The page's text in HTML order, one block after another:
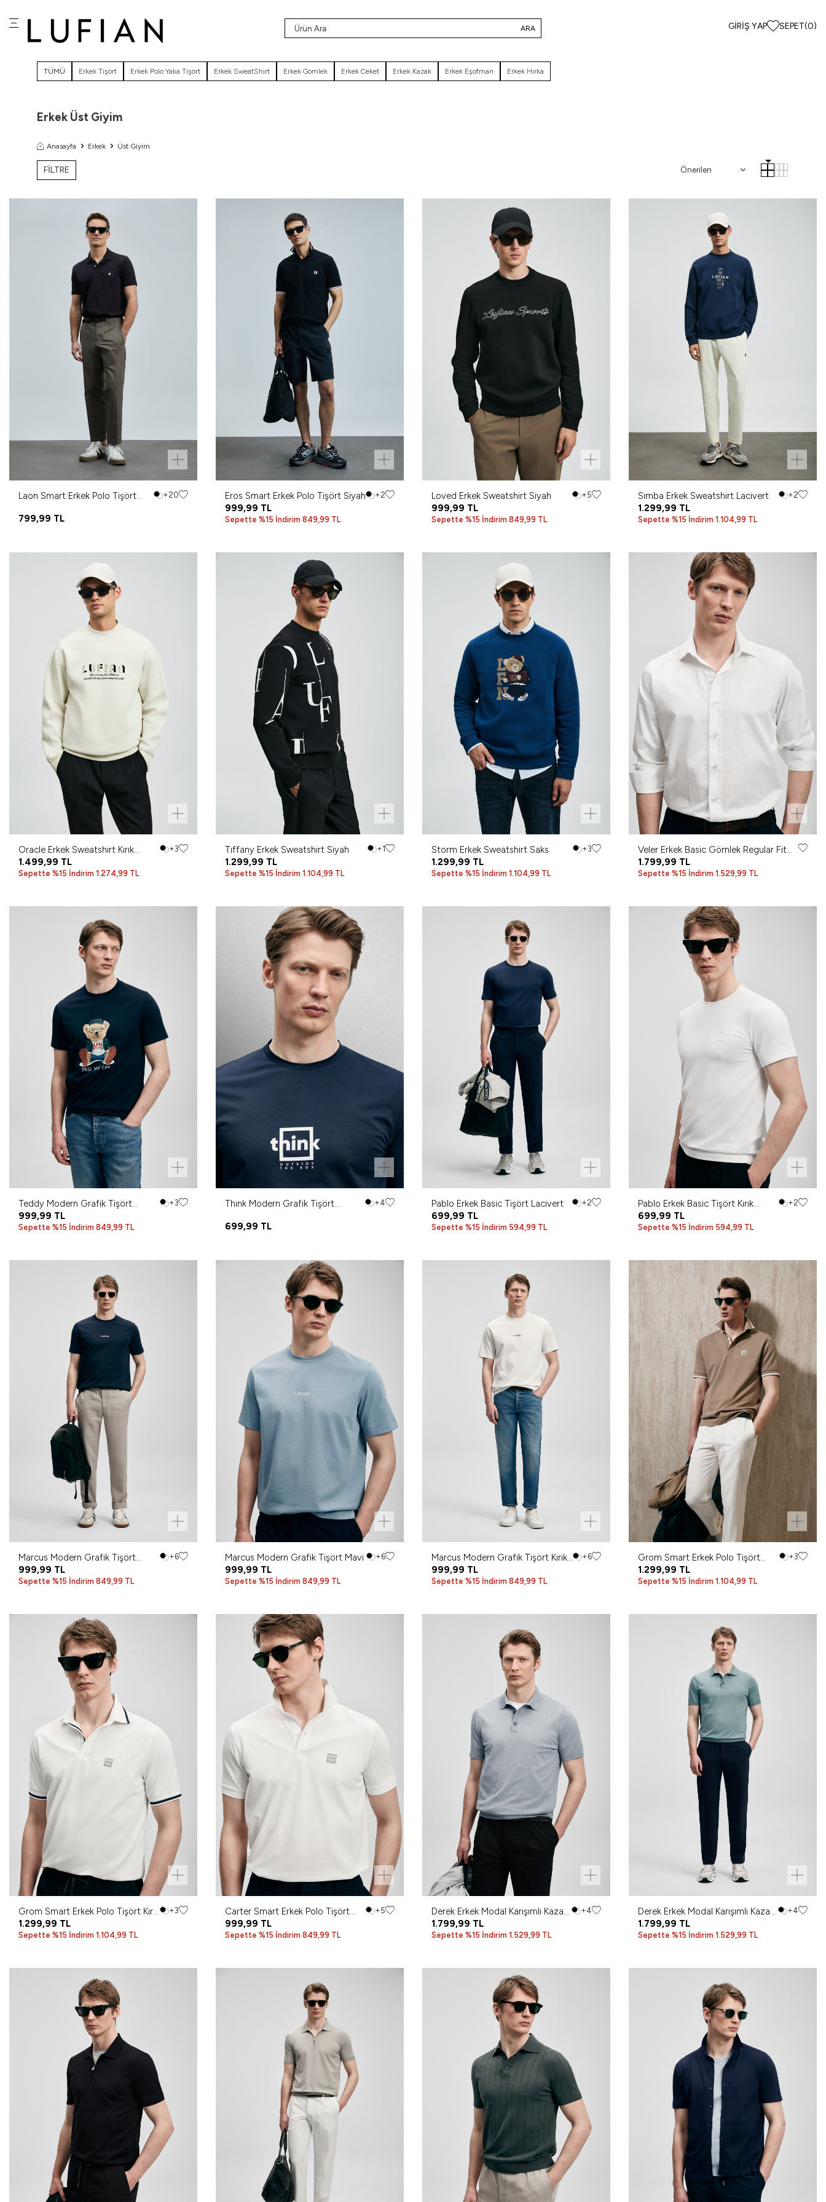
ARA GIRIŞ YAP SEPET(0)
TÜMÜ Erkek Tişört Erkek Polo Yaka Tişört Erkek SweatShirt Erkek Gömlek Erkek Ceket Erkek Kazak Erkek Eşofman Erkek Hırka
Erkek Üst Giyim
Anasayfa Erkek Üst Giyim
FİLTRE
Laon Smart Erkek Polo Tişört
+20
799,99 TL
Eros Smart Erkek Polo Tişört Siyah +2
999,99 TL
Sepette %15 İndirim 849,99 TL
Loved Erkek Sweatshirt Siyah +5
999,99 TL
Sepette %15 İndirim 849,99 TL
Sımba Erkek Sweatshirt Lacivert +2
1.299,99 TL
Sepette %15 İndirim 1.104,99 TL
Oracle Erkek Sweatshirt Kırık
Beyaz
+3
1.499,99 TL
Sepette %15 İndirim 1.274,99 TL
Tıffany Erkek Sweatshirt Siyah +1
1.299,99 TL
Sepette %15 İndirim 1.104,99 TL
Storm Erkek Sweatshirt Saks +3
1.299,99 TL
Sepette %15 İndirim 1.104,99 TL
Veler Erkek Basic Gömlek Regular Fit
Beyaz
1.799,99 TL
Sepette %15 İndirim 1.529,99 TL
Teddy Modern Grafik Tişört
Lacivert
+3
999,99 TL
Sepette %15 İndirim 849,99 TL
Thınk Modern Grafik Tişört
+4
699,99 TL
Pablo Erkek Basic Tişört Lacivert +2
699,99 TL
Sepette %15 İndirim 594,99 TL
Pablo Erkek Basic Tişört Kırık
Beyaz
+2
699,99 TL
Sepette %15 İndirim 594,99 TL
Marcus Modern Grafik Tişört
Lacivert
+6
999,99 TL
Sepette %15 İndirim 849,99 TL
Marcus Modern Grafik Tişört Mavi +6
999,99 TL
Sepette %15 İndirim 849,99 TL
Marcus Modern Grafik Tişört Kırık
Beyaz
+6
999,99 TL
Sepette %15 İndirim 849,99 TL
Grom Smart Erkek Polo Tişört
Toprak
+3
1.299,99 TL
Sepette %15 İndirim 1.104,99 TL
Grom Smart Erkek Polo Tişört Kırık
Beyaz
+3
1.299,99 TL
Sepette %15 İndirim 1.104,99 TL
Carter Smart Erkek Polo Tişört
Kırık Beyaz
+5
999,99 TL
Sepette %15 İndirim 849,99 TL
Derek Erkek Modal Karışımlı Kazak
Açık Gri
+4
1.799,99 TL
Sepette %15 İndirim 1.529,99 TL
Derek Erkek Modal Karışımlı Kazak
Duman Yeşili
+4
1.799,99 TL
Sepette %15 İndirim 1.529,99 TL